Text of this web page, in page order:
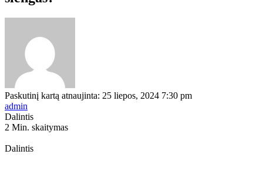
Paskutinį kartą atnaujinta: 25 liepos, 2024 7:30 pm
admin
Dalintis
2 Min. skaitymas
Dalintis